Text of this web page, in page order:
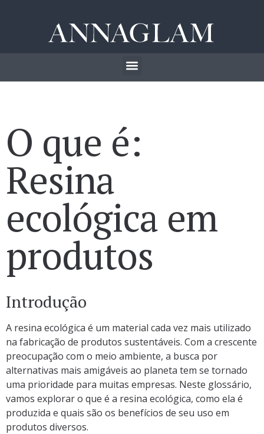
O que é:
Resina
ecológica em
produtos
Introdução
A resina ecológica é um material cada vez mais utilizado
na fabricação de produtos sustentáveis. Com a crescente
preocupação com o meio ambiente, a busca por
alternativas mais amigáveis ao planeta tem se tornado
uma prioridade para muitas empresas. Neste glossário,
vamos explorar o que é a resina ecológica, como ela é
produzida e quais são os benefícios de seu uso em
produtos diversos.